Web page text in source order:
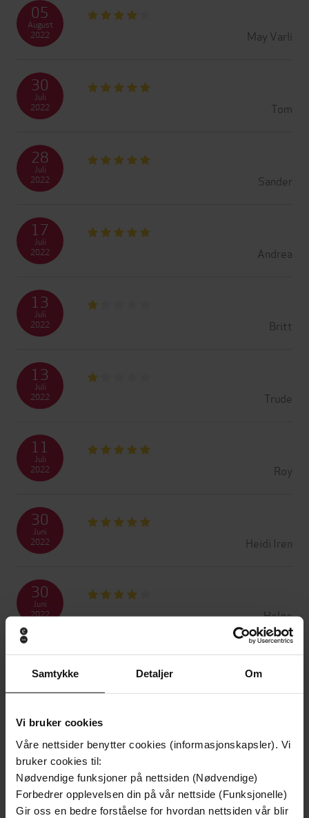
Samtykke Detaljer Om
Vi bruker cookies
Våre nettsider benytter cookies (informasjonskapsler). Vi
bruker cookies til:
Nødvendige funksjoner på nettsiden (Nødvendige)
Forbedrer opplevelsen din på vår nettside (Funksjonelle)
Gir oss en bedre forståelse for hvordan nettsiden vår blir
May Varli
05
August
2022
Tom
30
Juli
2022
Sander
28
Juli
2022
Andrea
17
Juli
2022
Britt
13
Juli
2022
Trude
13
Juli
2022
Roy
11
Juli
2022
Heidi Iren
30
Juni
2022
Helge
30
Juni
2022
Juni
Juni
2022
19